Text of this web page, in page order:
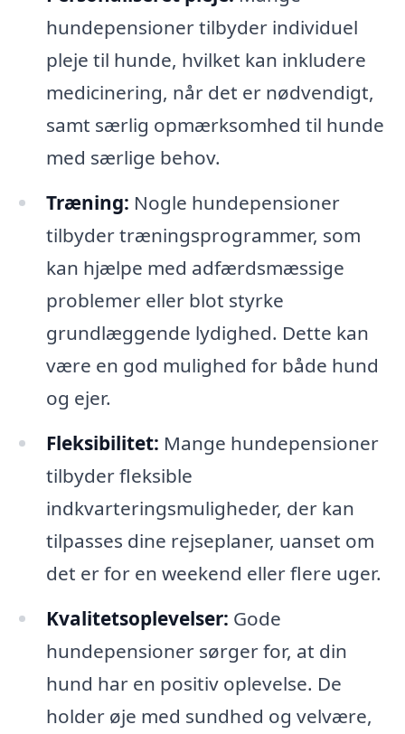
hundepensioner tilbyder individuel
pleje til hunde, hvilket kan inkludere
medicinering, når det er nødvendigt,
samt særlig opmærksomhed til hunde
med særlige behov.
Træning: Nogle hundepensioner
tilbyder træningsprogrammer, som
kan hjælpe med adfærdsmæssige
problemer eller blot styrke
grundlæggende lydighed. Dette kan
være en god mulighed for både hund
og ejer.
Fleksibilitet: Mange hundepensioner
tilbyder fleksible
indkvarteringsmuligheder, der kan
tilpasses dine rejseplaner, uanset om
det er for en weekend eller flere uger.
Kvalitetsoplevelser: Gode
hundepensioner sørger for, at din
hund har en positiv oplevelse. De
holder øje med sundhed og velvære,